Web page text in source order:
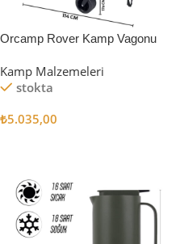
Orcamp Rover Kamp Vagonu
Kamp Malzemeleri
stokta
₺5.035,00